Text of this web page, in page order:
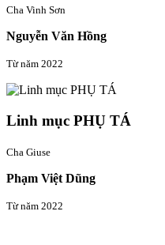
Cha Vinh Sơn
Nguyễn Văn Hồng
Từ năm 2022
Linh mục PHỤ TÁ
Cha Giuse
Phạm Việt Dũng
Từ năm 2022